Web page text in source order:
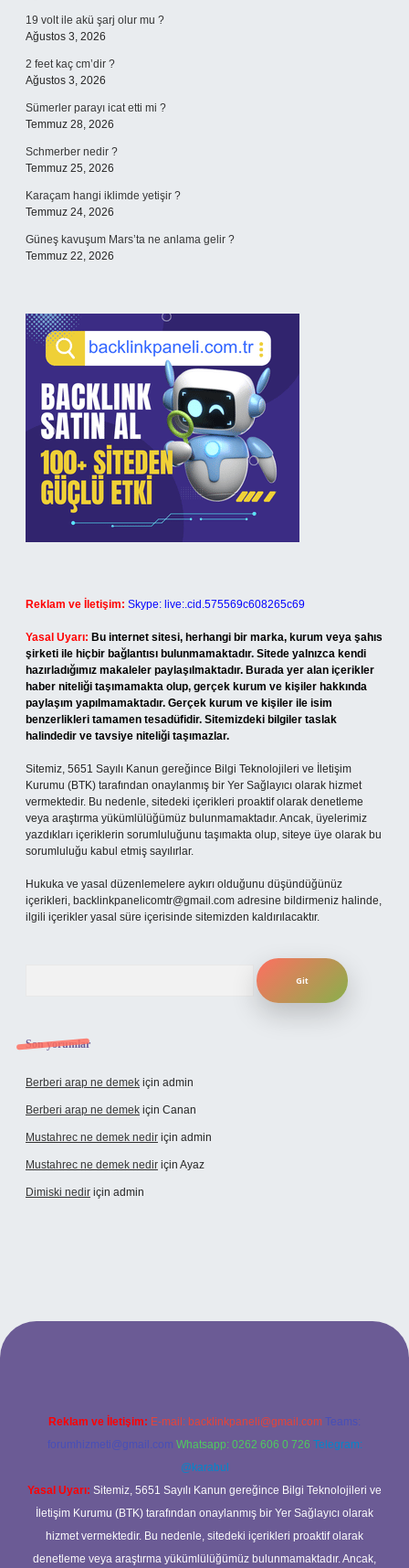
19 volt ile akü şarj olur mu ?
Ağustos 3, 2026
2 feet kaç cm’dir ?
Ağustos 3, 2026
Sümerler parayı icat etti mi ?
Temmuz 28, 2026
Schmerber nedir ?
Temmuz 25, 2026
Karaçam hangi iklimde yetişir ?
Temmuz 24, 2026
Güneş kavuşum Mars’ta ne anlama gelir ?
Temmuz 22, 2026
Reklam ve İletişim: Skype: live:.cid.575569c608265c69
Yasal Uyarı: Bu internet sitesi, herhangi bir marka, kurum veya şahıs
şirketi ile hiçbir bağlantısı bulunmamaktadır. Sitede yalnızca kendi
hazırladığımız makaleler paylaşılmaktadır. Burada yer alan içerikler
haber niteliği taşımamakta olup, gerçek kurum ve kişiler hakkında
paylaşım yapılmamaktadır. Gerçek kurum ve kişiler ile isim
benzerlikleri tamamen tesadüfidir. Sitemizdeki bilgiler taslak
halindedir ve tavsiye niteliği taşımazlar.
Sitemiz, 5651 Sayılı Kanun gereğince Bilgi Teknolojileri ve İletişim
Kurumu (BTK) tarafından onaylanmış bir Yer Sağlayıcı olarak hizmet
vermektedir. Bu nedenle, sitedeki içerikleri proaktif olarak denetleme
veya araştırma yükümlülüğümüz bulunmamaktadır. Ancak, üyelerimiz
yazdıkları içeriklerin sorumluluğunu taşımakta olup, siteye üye olarak bu
sorumluluğu kabul etmiş sayılırlar.
Hukuka ve yasal düzenlemelere aykırı olduğunu düşündüğünüz
içerikleri, backlinkpanelicomtr@gmail.com adresine bildirmeniz halinde,
ilgili içerikler yasal süre içerisinde sitemizden kaldırılacaktır.
Son yorumlar
Berberi arap ne demek için admin
Berberi arap ne demek için Canan
Mustahrec ne demek nedir için admin
Mustahrec ne demek nedir için Ayaz
Dimiski nedir için admin
tulipbett.net/
Reklam ve İletişim: E-mail: backlinkpaneli@gmail.com Teams:
forumhizmeti@gmail.com Whatsapp: 0262 606 0 726 Telegram:
@karabul
Yasal Uyarı: Sitemiz, 5651 Sayılı Kanun gereğince Bilgi Teknolojileri ve
İletişim Kurumu (BTK) tarafından onaylanmış bir Yer Sağlayıcı olarak
hizmet vermektedir. Bu nedenle, sitedeki içerikleri proaktif olarak
denetleme veya araştırma yükümlülüğümüz bulunmamaktadır. Ancak,